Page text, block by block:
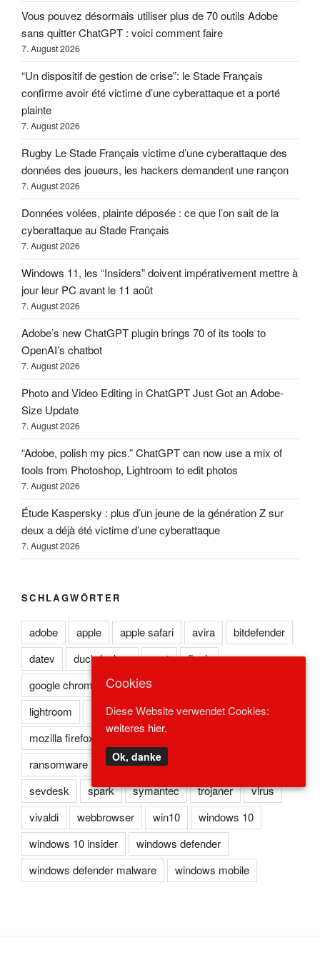
Vous pouvez désormais utiliser plus de 70 outils Adobe
sans quitter ChatGPT : voici comment faire
7. August 2026
“Un dispositif de gestion de crise”: le Stade Français
confirme avoir été victime d’une cyberattaque et a porté
plainte
7. August 2026
Rugby Le Stade Français victime d’une cyberattaque des
données des joueurs, les hackers demandent une rançon
7. August 2026
Données volées, plainte déposée : ce que l’on sait de la
cyberattaque au Stade Français
7. August 2026
Windows 11, les “Insiders” doivent impérativement mettre à
jour leur PC avant le 11 août
7. August 2026
Adobe’s new ChatGPT plugin brings 70 of its tools to
OpenAI’s chatbot
7. August 2026
Photo and Video Editing in ChatGPT Just Got an Adobe-
Size Update
7. August 2026
“Adobe, polish my pics.” ChatGPT can now use a mix of
tools from Photoshop, Lightroom to edit photos
7. August 2026
Étude Kaspersky : plus d’un jeune de la génération Z sur
deux a déjà été victime d’une cyberattaque
7. August 2026
SCHLAGWÖRTER
adobe apple apple safari avira
bitdefender
datev
duckduckgo eset
flash
google chrome
kaspersky
lightroom
microsoft edge
microsoft ie
mozilla firefox
ransomware
reader redstone
sevdesk
spark symantec trojaner
virus
vivaldi
webbrowser win10
windows 10
windows 10 insider
windows defender
windows defender malware
windows mobile
Cookies
Diese Website verwendet Cookies:
weiteres hier.
Ok, danke